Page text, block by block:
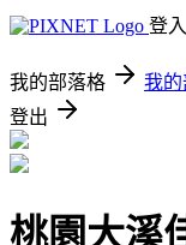
登入
我的部落格 我的
登出
桃園大溪